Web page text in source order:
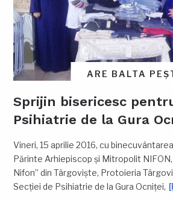
ARE BALTA
Sprijin bisericesc
Psihiatrie de la Gura
Vineri, 15 aprilie 2016, cu
Părinte Arhiepiscop şi Mitropolit NIFON,
Nifon” din Târgovişte, Protoieria
Secţiei de Psihiatrie de la Gura Ocniţei,